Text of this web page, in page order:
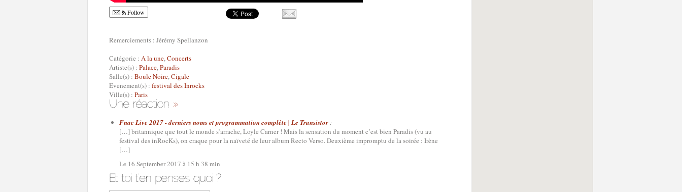
Follow
Remerciements : Jérémy Spellanzon
Catégorie : A la une,Concerts
Artiste(s) : Palace,Paradis
Salle(s) : Boule Noire,Cigale
Evenement(s) : festival des Inrocks
Ville(s) : Paris
Fnac Live 2017 - derniers noms et programmation complète | Le Transistor:
[…] britannique que tout le monde s’arrache, Loyle Carner ! Mais la sensation du moment c’est bien Paradis (vu au
festival des inRocKs), on craque pour la naïveté de leur album Recto Verso. Deuxième impromptu de la soirée : Irène
[…]
Le 16 September 2017 à 15 h 38 min